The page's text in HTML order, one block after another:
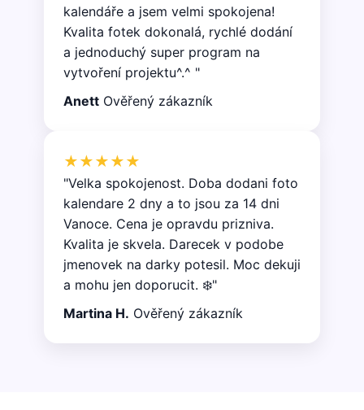
kalendáře a jsem velmi spokojena!
Kvalita fotek dokonalá, rychlé dodání
a jednoduchý super program na
vytvoření projektu^.^ "
Anett Ověřený zákazník
★★★★★
"Velka spokojenost. Doba dodani foto
kalendare 2 dny a to jsou za 14 dni
Vanoce. Cena je opravdu prizniva.
Kvalita je skvela. Darecek v podobe
jmenovek na darky potesil. Moc dekuji
a mohu jen doporucit. ❄️"
Martina H. Ověřený zákazník